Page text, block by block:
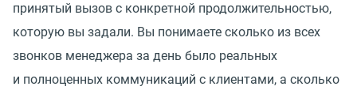
принятый вызов с конкретной продолжительностью,
которую вы задали. Вы понимаете сколько из всех
звонков менеджера за день было реальных
и полноценных коммуникаций с клиентами, а сколько